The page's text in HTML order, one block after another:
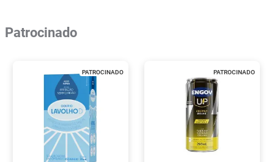
Patrocinado
PATROCINADO PATROCINADO